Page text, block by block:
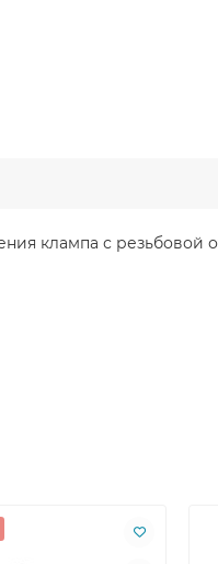
клампа с резьбовой